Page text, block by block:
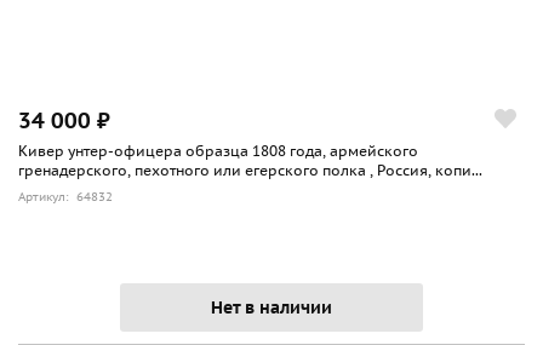
34 000 ₽
Кивер унтер-офицера образца 1808 года, армейского
гренадерского, пехотного или егерского полка , Россия, копи...
Артикул: 64832
Нет в наличии